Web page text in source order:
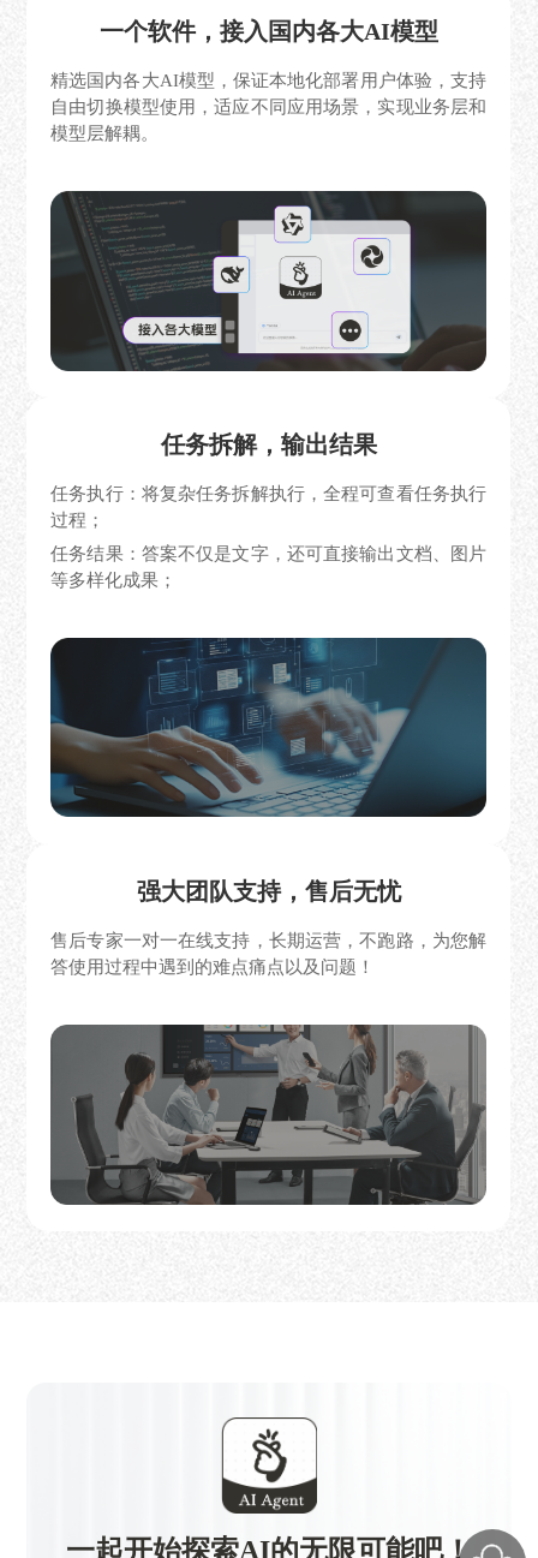
一个软件，接入国内各大AI模型
精选国内各大AI模型，保证本地化部署用户体验，支持
自由切换模型使用，适应不同应用场景，实现业务层和
模型层解耦。
任务拆解，输出结果
任务执行：将复杂任务拆解执行，全程可查看任务执行
过程；
任务结果：答案不仅是文字，还可直接输出文档、图片
等多样化成果；
强大团队支持，售后无忧
售后专家一对一在线支持，长期运营，不跑路，为您解
答使用过程中遇到的难点痛点以及问题！
一起开始探索AI的无限可能吧！